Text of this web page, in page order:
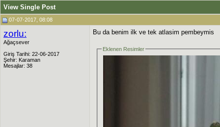
View Single Post
07-07-2017, 08:08
zorlu:
Ağaçsever
Giriş Tarihi: 22-06-2017
Şehir: Karaman
Mesajlar: 38
Bu da benim ilk ve tek atlasim pembeymis
Eklenen Resimler